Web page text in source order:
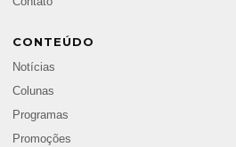
CONTEÚDO
Notícias
Colunas
Programas
Promoções